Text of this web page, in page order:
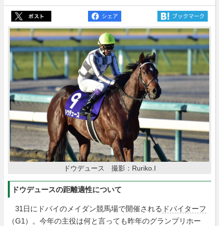
ドウデュース 撮影：Ruriko.I
ドウデュースの距離適性について
31日にドバイのメイダン競馬場で開催される ドバイターフ
（G1）。今年の主役は何と言っても昨年のグランプリホー